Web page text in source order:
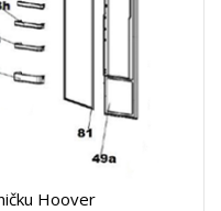
Hoover